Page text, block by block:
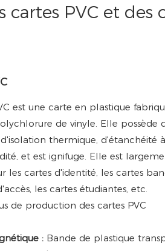
PVC et des
est une carte en plastique
de vinyle. Elle possède
thermique, d'étanchéité
et est ignifuge. Elle est
les cartes d'identité, les cartes
les cartes étudiantes, etc.
de production des cartes PVC
: Bande de plastique